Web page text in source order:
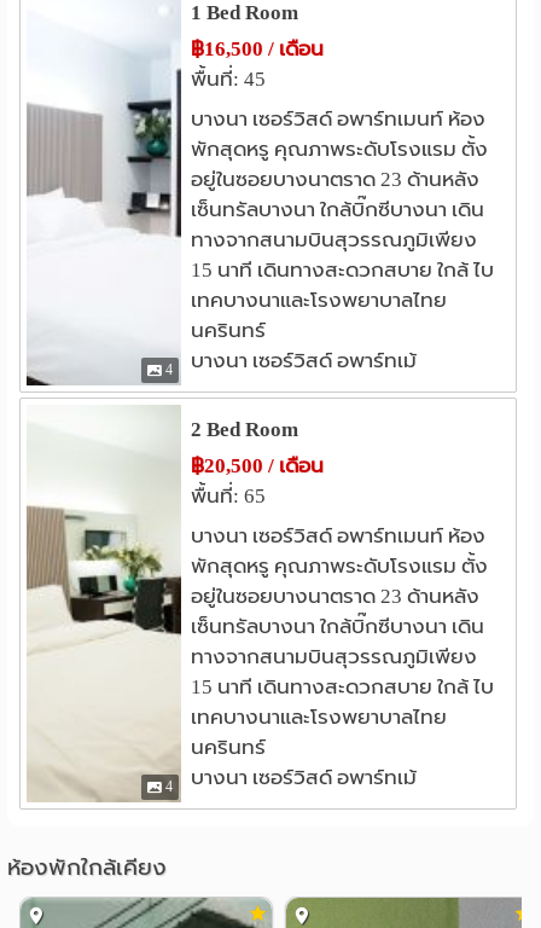
bangnaserviced@hotmail.com
-เซ็นทรัล บางนา ( Central Bangna ) -บิกซี
บางนา ( Big C Bangna ) -เมกะ บางนา & อีเกีย ( Mega
Bangna & IKEA ) -ไบเทค บางนา ( Bitec Bangna )
2.0 กม. ไบเทค บางนา
3.0 กม. สี่แยกบางนา
3.6 กม.
4
1 Bed Room
฿16,500 / เดือน
พื้นที่: 45
บางนา เซอร์วิสด์ อพาร์ทเมนท์ ห้อง
พักสุดหรู คุณภาพระดับโรงแรม ตั้ง
อยู่ในซอยบางนาตราด 23 ด้านหลัง
เซ็นทรัลบางนา ใกล้บิ๊กซีบางนา เดิน
ทางจากสนามบินสุวรรณภูมิเพียง
15 นาที เดินทางสะดวกสบาย ใกล้ ไบ
เทคบางนาและโรงพยาบาลไทย
นครินทร์
บางนา เซอร์วิสด์ อพาร์ทเม้
4
2 Bed Room
฿20,500 / เดือน
พื้นที่: 65
บางนา เซอร์วิสด์ อพาร์ทเมนท์ ห้อง
พักสุดหรู คุณภาพระดับโรงแรม ตั้ง
อยู่ในซอยบางนาตราด 23 ด้านหลัง
เซ็นทรัลบางนา ใกล้บิ๊กซีบางนา เดิน
ทางจากสนามบินสุวรรณภูมิเพียง
15 นาที เดินทางสะดวกสบาย ใกล้ ไบ
เทคบางนาและโรงพยาบาลไทย
นครินทร์
บางนา เซอร์วิสด์ อพาร์ทเม้
ห้องพักใกล้เคียง